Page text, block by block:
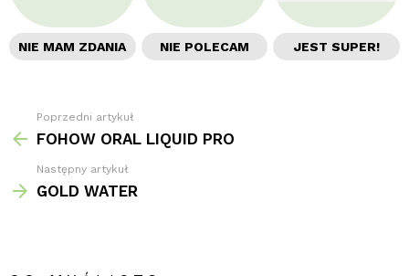
NIE MAM ZDANIA NIE POLECAM JEST SUPER!
Zobacz
więcej
Poprzedni artykuł
FOHOW ORAL LIQUID PRO
Następny artykuł
GOLD WATER